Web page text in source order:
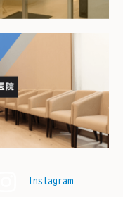
Instagram